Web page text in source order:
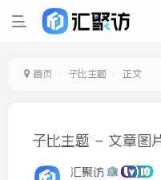
首页 子比主题 正文
子比主题 – 文章图
汇聚访